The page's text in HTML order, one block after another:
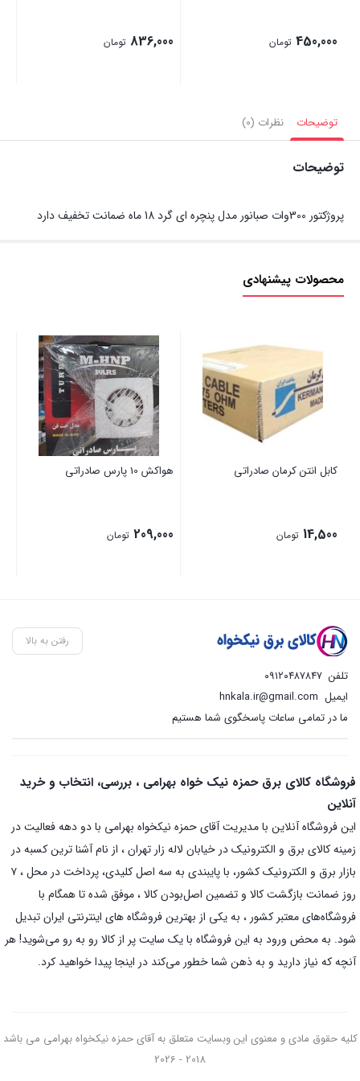
450,000 تومان 836,000 تومان
توضیحات نظرات (0)
توضیحات
پروژکتور 300وات صبانور مدل پنچره ای گرد 18 ماه ضمانت تخفیف دارد
محصولات پیشنهادی
کابل انتن کرمان صادراتی
14,500 تومان
هواکش 10 پارس صادراتی
209,000 تومان
رفتن به بالا
تلفن ۰۹۱۲۰۴۸۷۸۴۷
ایمیل hnkala.ir@gmail.com
ما در تمامی ساعات پاسخگوی شما هستیم
فروشگاه کالای برق حمزه نیک خواه بهرامی ، بررسی، انتخاب و خرید
آنلاین
این فروشگاه آنلاین با مدیریت آقای حمزه نیکخواه بهرامی با دو دهه فعالیت در
زمینه کالای برق و الکترونیک در خیابان لاله زار تهران ، از نام آشنا ترین کسبه در
بازار برق و الکترونیک کشور، با پایبندی به سه اصل کلیدی، پرداخت در محل ، ۷
روز ضمانت بازگشت کالا و تضمین اصل‌بودن کالا ، موفق شده تا همگام با
فروشگاه‌های معتبر کشور ، به یکی از بهترین فروشگاه های اینترنتی ایران تبدیل
شود. به محض ورود به این فروشگاه با یک سایت پر از کالا رو به رو می‌شوید! هر
آنچه که نیاز دارید و به ذهن شما خطور می‌کند در اینجا پیدا خواهید کرد.
کلیه حقوق مادی و معنوی این وبسایت متعلق به آقای حمزه نیکخواه بهرامی می باشد
2018 - 2026